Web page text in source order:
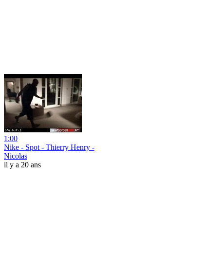
1:00
Nike - Spot - Thierry Henry -
Nicolas
il y a 20 ans